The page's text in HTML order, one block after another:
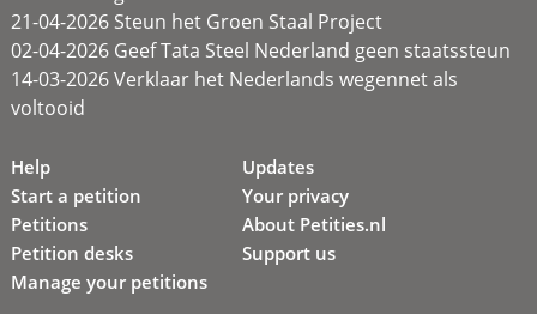
21-04-2026 Steun het Groen Staal Project
02-04-2026 Geef Tata Steel Nederland geen staatssteun
14-03-2026 Verklaar het Nederlands wegennet als
voltooid
Help
Start a petition
Petitions
Petition desks
Manage your petitions
Updates
Your privacy
About Petities.nl
Support us